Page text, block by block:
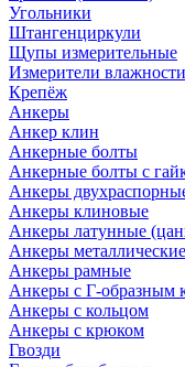
Угольники
Штангенциркули
Щупы измерительные
Измерители влажности
Крепёж
Анкеры
Анкер клин
Анкерные болты
Анкерные болты с
Анкеры
Анкеры клиновые
Анкеры латунные
Анкеры металлические
Анкеры рамные
Анкеры с Г-образным
Анкеры с кольцом
Анкеры с крюком
Гвозди